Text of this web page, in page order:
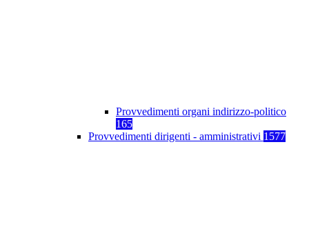
Provvedimenti organi indirizzo-politico
165
Provvedimenti dirigenti - amministrativi 1577